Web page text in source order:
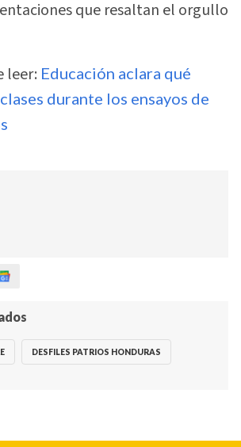
que resaltan el orgullo
leer: Educación aclara qué
durante los ensayos de
DESFILES PATRIOS HONDURAS